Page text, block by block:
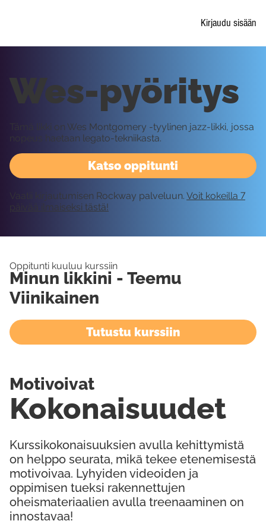
Kirjaudu sisään
Katso oppitunti
Wes-pyöritys
Tämä likki on Wes Montgomery -tyylinen jazz-likki, jossa
nopeus haetaan legato-tekniikasta.
Vaatii kirjautumisen Rockway palveluun. Voit kokeilla 7
päivää ilmaiseksi tästä!
Oppitunti kuuluu kurssiin
Minun likkini - Teemu
Viinikainen
Tutustu kurssiin
Kurssikokonaisuuksien avulla kehittymistä
on helppo seurata, mikä tekee etenemisestä
motivoivaa. Lyhyiden videoiden ja
oppimisen tueksi rakennettujen
oheismateriaalien avulla treenaaminen on
innostavaa!
Kokonaisuudet
Motivoivat